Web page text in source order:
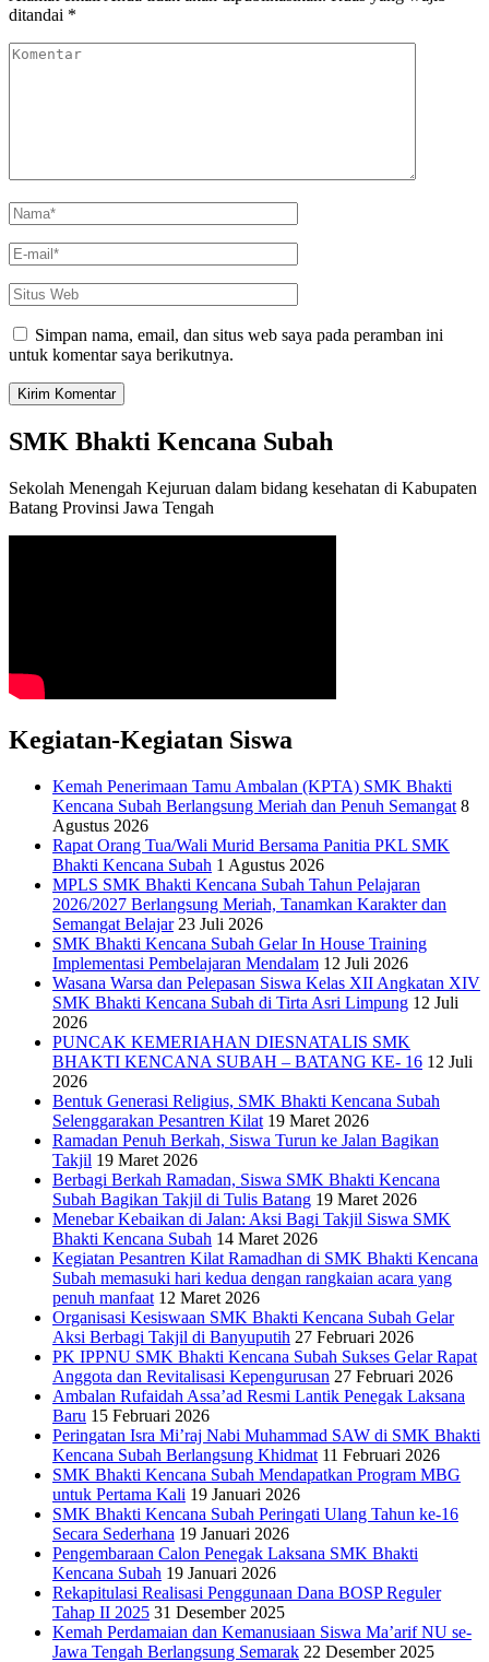
ditandai *
Komentar
Nama*
E-
mail*
Situs
Web
Simpan nama, email, dan situs web saya pada peramban ini
untuk komentar saya berikutnya.
SMK Bhakti Kencana Subah
Sekolah Menengah Kejuruan dalam bidang kesehatan di Kabupaten
Batang Provinsi Jawa Tengah
Kegiatan-Kegiatan Siswa
Kemah Penerimaan Tamu Ambalan (KPTA) SMK Bhakti
Kencana Subah Berlangsung Meriah dan Penuh Semangat 8
Agustus 2026
Rapat Orang Tua/Wali Murid Bersama Panitia PKL SMK
Bhakti Kencana Subah 1 Agustus 2026
MPLS SMK Bhakti Kencana Subah Tahun Pelajaran
2026/2027 Berlangsung Meriah, Tanamkan Karakter dan
Semangat Belajar 23 Juli 2026
SMK Bhakti Kencana Subah Gelar In House Training
Implementasi Pembelajaran Mendalam 12 Juli 2026
Wasana Warsa dan Pelepasan Siswa Kelas XII Angkatan XIV
SMK Bhakti Kencana Subah di Tirta Asri Limpung 12 Juli
2026
PUNCAK KEMERIAHAN DIESNATALIS SMK
BHAKTI KENCANA SUBAH – BATANG KE- 16 12 Juli
2026
Bentuk Generasi Religius, SMK Bhakti Kencana Subah
Selenggarakan Pesantren Kilat 19 Maret 2026
Ramadan Penuh Berkah, Siswa Turun ke Jalan Bagikan
Takjil 19 Maret 2026
Berbagi Berkah Ramadan, Siswa SMK Bhakti Kencana
Subah Bagikan Takjil di Tulis Batang 19 Maret 2026
Menebar Kebaikan di Jalan: Aksi Bagi Takjil Siswa SMK
Bhakti Kencana Subah 14 Maret 2026
Kegiatan Pesantren Kilat Ramadhan di SMK Bhakti Kencana
Subah memasuki hari kedua dengan rangkaian acara yang
penuh manfaat 12 Maret 2026
Organisasi Kesiswaan SMK Bhakti Kencana Subah Gelar
Aksi Berbagi Takjil di Banyuputih 27 Februari 2026
PK IPPNU SMK Bhakti Kencana Subah Sukses Gelar Rapat
Anggota dan Revitalisasi Kepengurusan 27 Februari 2026
Ambalan Rufaidah Assa’ad Resmi Lantik Penegak Laksana
Baru 15 Februari 2026
Peringatan Isra Mi’raj Nabi Muhammad SAW di SMK Bhakti
Kencana Subah Berlangsung Khidmat 11 Februari 2026
SMK Bhakti Kencana Subah Mendapatkan Program MBG
untuk Pertama Kali 19 Januari 2026
SMK Bhakti Kencana Subah Peringati Ulang Tahun ke-16
Secara Sederhana 19 Januari 2026
Pengembaraan Calon Penegak Laksana SMK Bhakti
Kencana Subah 19 Januari 2026
Rekapitulasi Realisasi Penggunaan Dana BOSP Reguler
Tahap II 2025 31 Desember 2025
Kemah Perdamaian dan Kemanusiaan Siswa Ma’arif NU se-
Jawa Tengah Berlangsung Semarak 22 Desember 2025